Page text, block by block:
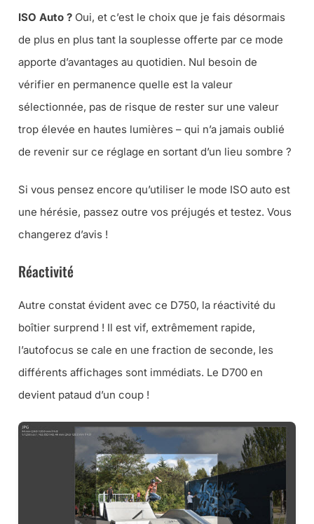
ISO Auto ? Oui, et c’est le choix que je fais désormais
de plus en plus tant la souplesse offerte par ce mode
apporte d’avantages au quotidien. Nul besoin de
vérifier en permanence quelle est la valeur
sélectionnée, pas de risque de rester sur une valeur
trop élevée en hautes lumières – qui n’a jamais oublié
de revenir sur ce réglage en sortant d’un lieu sombre ?
Si vous pensez encore qu’utiliser le mode ISO auto est
une hérésie, passez outre vos préjugés et testez. Vous
changerez d’avis !
Réactivité
Autre constat évident avec ce D750, la réactivité du
boîtier surprend ! Il est vif, extrêmement rapide,
l’autofocus se cale en une fraction de seconde, les
différents affichages sont immédiats. Le D700 en
devient pataud d’un coup !